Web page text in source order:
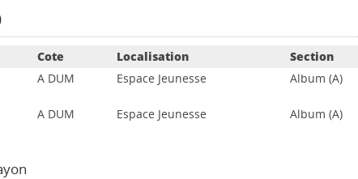
Cote Localisation Section
A DUM Espace Jeunesse Album (A)
A DUM Espace Jeunesse Album (A)